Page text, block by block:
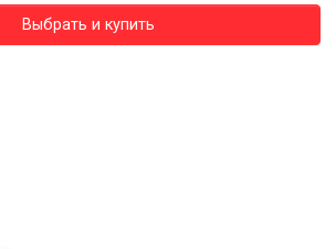
Выбрать и купить